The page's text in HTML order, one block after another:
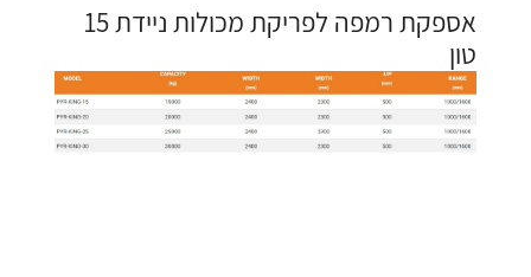
אספקת רמפה לפריקת מכולות ניידת 15
טון